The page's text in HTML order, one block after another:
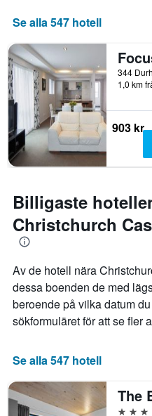
Se alla 547 hotell
1,0 km
903 kr
Billigaste
Christchurch
Av de hotell nära
dessa boenden de med
beroende på vilka datum
sökformuläret för att se fler
Se alla 547 hotell
5